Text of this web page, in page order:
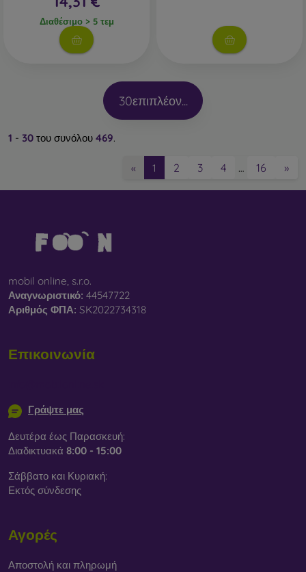
Διαθέσιμο > 5 τεμ
30επιπλέον...
1 - 30 του συνόλου 469.
« 1 2 3 4 … 16 »
mobil online, s.r.o.
Αναγνωριστικό: 44547722
Αριθμός ΦΠΑ: SK2022734318
Επικοινωνία
Γράψτε μας
Δευτέρα έως Παρασκευή:
Διαδικτυακά 8:00 - 15:00
Σάββατο και Κυριακή:
Εκτός σύνδεσης
Αγορές
Αποστολή και πληρωμή